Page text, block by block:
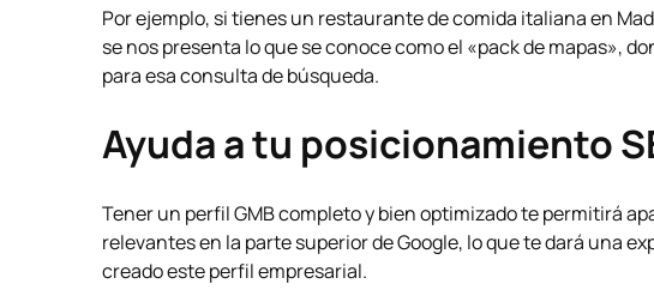
Por ejemplo, si tienes un restaurante de comida italiana en
se nos presenta lo que se conoce como el «pack de mapas»,
para esa consulta de búsqueda.
Ayuda a tu posicionamiento
Tener un perfil GMB completo y bien optimizado te permitirá
relevantes en la parte superior de Google, lo que te dará una
creado este perfil empresarial.